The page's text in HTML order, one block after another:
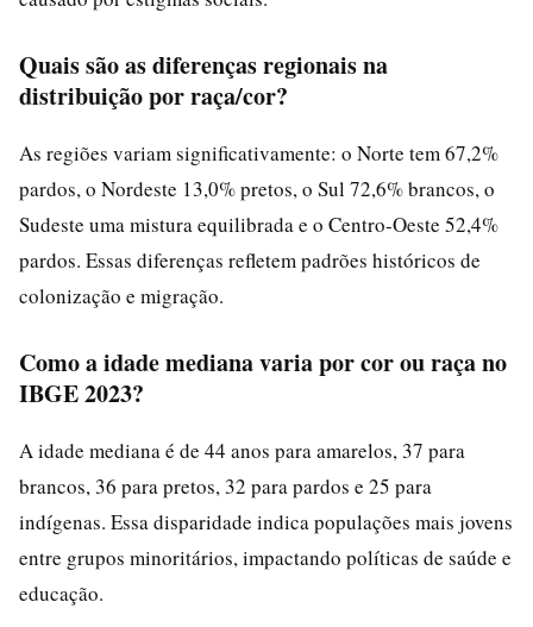
Quais são as diferenças regionais na
distribuição por raça/cor?
As regiões variam significativamente: o Norte tem 67,2%
pardos, o Nordeste 13,0% pretos, o Sul 72,6% brancos, o
Sudeste uma mistura equilibrada e o Centro-Oeste 52,4%
pardos. Essas diferenças refletem padrões históricos de
colonização e migração.
Como a idade mediana varia por cor ou raça no
IBGE 2023?
A idade mediana é de 44 anos para amarelos, 37 para
brancos, 36 para pretos, 32 para pardos e 25 para
indígenas. Essa disparidade indica populações mais jovens
entre grupos minoritários, impactando políticas de saúde e
educação.